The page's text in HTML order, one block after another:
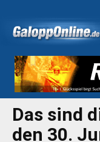
Das sind
den 30.